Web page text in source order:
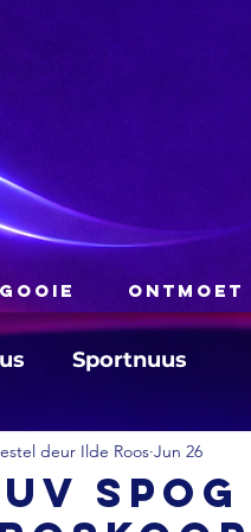
ONTMOET
Sportnuus
deur Ilde Roos Jun 26